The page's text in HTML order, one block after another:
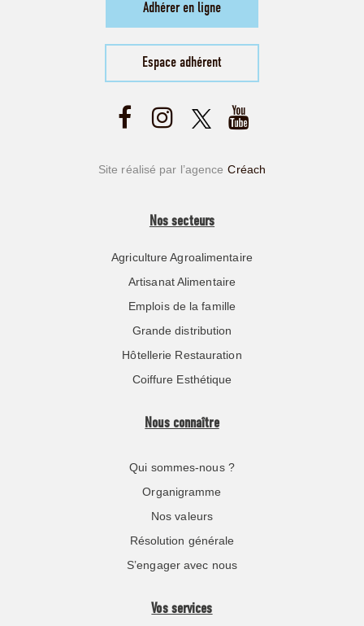
Adhérer en ligne
Espace adhérent
Site réalisé par l’agence Créach
Nos secteurs
Agriculture Agroalimentaire
Artisanat Alimentaire
Emplois de la famille
Grande distribution
Hôtellerie Restauration
Coiffure Esthétique
Nous connaître
Qui sommes-nous ?
Organigramme
Nos valeurs
Résolution générale
S’engager avec nous
Vos services